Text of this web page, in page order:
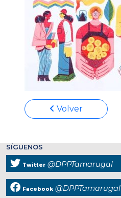
Volver
SÍGUENOS
Twitter @DPPTamarugal
Facebook @DPPTamarugal